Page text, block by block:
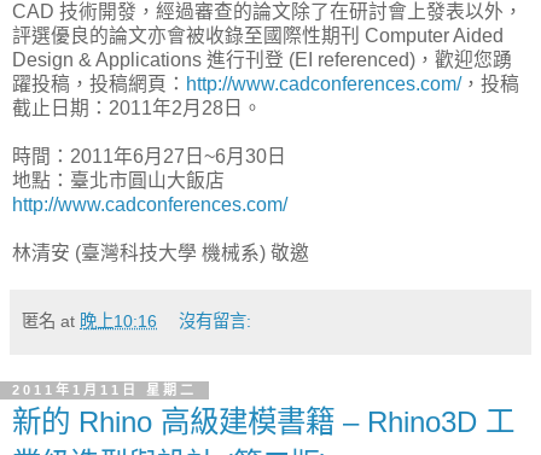
CAD 技術開發，經過審查的論文除了在研討會上發表以外，
評選優良的論文亦會被收錄至國際性期刊 Computer Aided
Design & Applications 進行刊登 (EI referenced)，歡迎您踴
躍投稿，投稿網頁： http://www.cadconferences.com/，投稿
截止日期：2011年2月28日。
時間：2011年6月27日~6月30日
地點：臺北市圓山大飯店
http://www.cadconferences.com/
林清安 (臺灣科技大學 機械系) 敬邀
匿名 at 晚上10:16 沒有留言:
2011年1月11日 星期二
新的 Rhino 高級建模書籍 – Rhino3D 工